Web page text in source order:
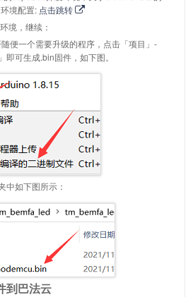
境配置: 点击跳转
境，继续：
便一个需要升级的程序，点击「项目」-
即可生成.bin固件，如下图。
中如下图所示：
到巴法云